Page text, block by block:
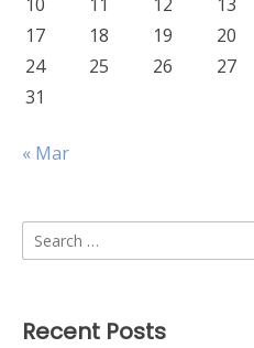
17
18 19 20
24
25 26 27
31
« Mar
Search
for:
Recent Posts